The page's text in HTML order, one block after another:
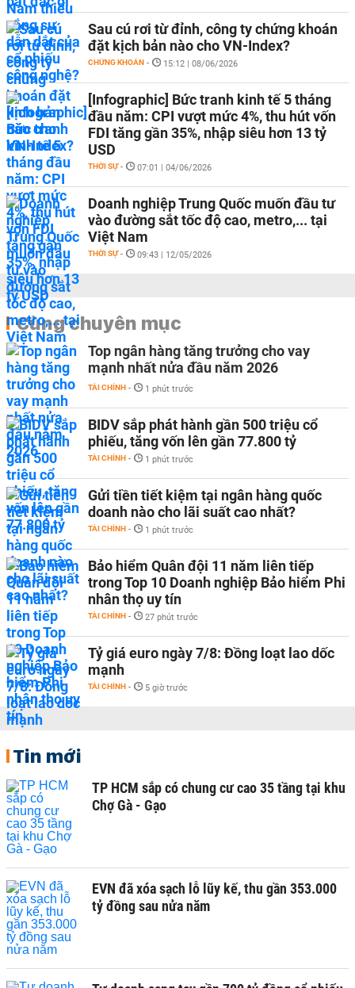
Sau cú rơi từ đỉnh, công ty chứng khoán
đặt kịch bản nào cho VN-Index?
CHỨNG KHOÁN - 15:12 | 08/06/2026
[Infographic] Bức tranh kinh tế 5 tháng
đầu năm: CPI vượt mức 4%, thu hút vốn
FDI tăng gần 35%, nhập siêu hơn 13 tỷ
USD
THỜI SỰ - 07:01 | 04/06/2026
Doanh nghiệp Trung Quốc muốn đầu tư
vào đường sắt tốc độ cao, metro,... tại
Việt Nam
THỜI SỰ - 09:43 | 12/05/2026
Cùng chuyên mục
Top ngân hàng tăng trưởng cho vay
mạnh nhất nửa đầu năm 2026
TÀI CHÍNH - 1 phút trước
BIDV sắp phát hành gần 500 triệu cổ
phiếu, tăng vốn lên gần 77.800 tỷ
TÀI CHÍNH - 1 phút trước
Gửi tiền tiết kiệm tại ngân hàng quốc
doanh nào cho lãi suất cao nhất?
TÀI CHÍNH - 1 phút trước
Bảo hiểm Quân đội 11 năm liên tiếp
trong Top 10 Doanh nghiệp Bảo hiểm Phi
nhân thọ uy tín
TÀI CHÍNH - 27 phút trước
Tỷ giá euro ngày 7/8: Đồng loạt lao dốc
mạnh
TÀI CHÍNH - 5 giờ trước
Tin mới
TP HCM sắp có chung cư cao 35 tầng tại khu
Chợ Gà - Gạo
EVN đã xóa sạch lỗ lũy kế, thu gần 353.000
tỷ đồng sau nửa năm